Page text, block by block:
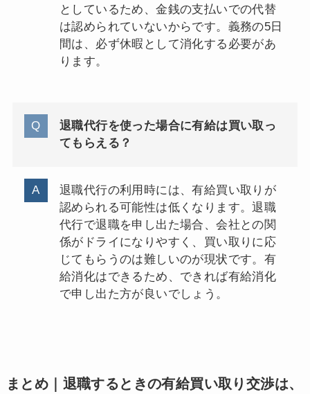
としているため、金銭の支払いでの代替
は認められていないからです。義務の5日
間は、必ず休暇として消化する必要があ
ります。
退職代行を使った場合に有給は買い取っ
てもらえる？
退職代行の利用時には、有給買い取りが
認められる可能性は低くなります。退職
代行で退職を申し出た場合、会社との関
係がドライになりやすく、買い取りに応
じてもらうのは難しいのが現状です。有
給消化はできるため、できれば有給消化
で申し出た方が良いでしょう。
まとめ｜退職するときの有給買い取り交渉は、